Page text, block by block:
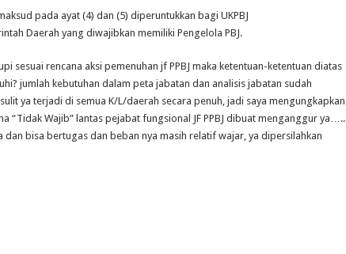
pada ayat (4) dan (5) diperuntukkan bagi UKPBJ
Daerah yang diwajibkan memiliki Pengelola PBJ.
sesuai rencana aksi pemenuhan jf PPBJ maka ketentuan-ketentuan diatas
jumlah kebutuhan dalam peta jabatan dan analisis jabatan sudah
ya terjadi di semua K/L/daerah secara penuh, jadi saya mengungkapkan
“Tidak Wajib” lantas pejabat fungsional JF PPBJ dibuat menganggur ya…..
dan bisa bertugas dan beban nya masih relatif wajar, ya dipersilahkan